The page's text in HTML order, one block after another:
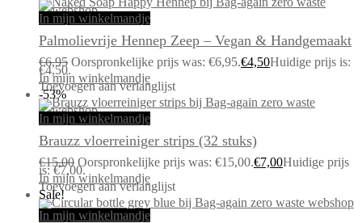
In mijn winkelmandje
Palmolievrije Hennep Zeep – Vegan & Handgemaakt
€6,95 Oorspronkelijke prijs was: €6,95.€4,50Huidige prijs is:
€4,50.
In mijn winkelmandje
Toevoegen aan verlanglijst
-53%
In mijn winkelmandje
Brauzz vloerreiniger strips (32 stuks)
€15,00 Oorspronkelijke prijs was: €15,00.€7,00Huidige prijs
is: €7,00.
In mijn winkelmandje
Toevoegen aan verlanglijst
Sale!
In mijn winkelmandje